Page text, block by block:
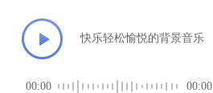
快乐轻松愉悦的背景音乐
00:00 00:00